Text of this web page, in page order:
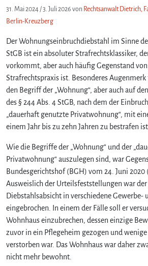
31. Mai 2024 /3. Juli 2026 von Rechtsanwalt Dietrich,
Berlin-Kreuzberg
Der Wohnungseinbruchdiebstahl im Sinne
StGB ist ein absoluter Strafrechtsklassiker,
vorkommt, aber auch häufig Gegenstand
Strafrechtspraxis ist. Besonderes
den Begriff der „Wohnung“, aber auch auf
des § 244 Abs. 4 StGB, nach dem der
„dauerhaft genutzte Privatwohnung“, mit
einem Jahr bis zu zehn Jahren zu bestrafen ist.
Wie die Begriffe der „Wohnung“ und der
Privatwohnung“ auszulegen sind, war
Bundesgerichtshof (BGH) vom 24. Juni 2020
Ausweislich der Urteilsfeststellungen war
Diebstahlsabsicht in verschiedene
eingebrochen. In einem der Fälle soll er
Wohnhaus einzubrechen, dessen einzige
zuvor in ein Pflegeheim gezogen und
verstorben war. Das Wohnhaus war daher
nicht mehr bewohnt.